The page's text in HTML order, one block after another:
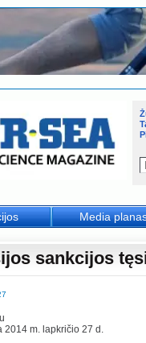
sankcijos
2014 m. lapkričio 27 d.
Media